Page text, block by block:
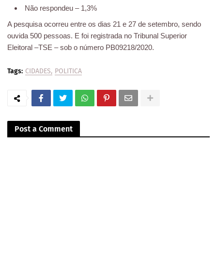
Não respondeu – 1,3%
A pesquisa ocorreu entre os dias 21 e 27 de setembro, sendo
ouvida 500 pessoas. E foi registrada no Tribunal Superior
Eleitoral –TSE – sob o número PB09218/2020.
Tags: CIDADES POLITICA
Post a Comment